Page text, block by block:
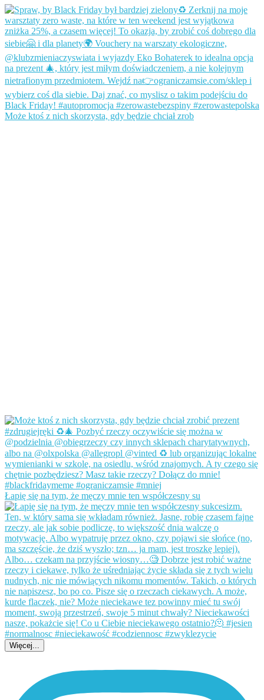
Może ktoś z nich skorzysta, gdy będzie chciał zrob
Łapię się na tym, że męczy mnie ten współczesny su
Więcej...